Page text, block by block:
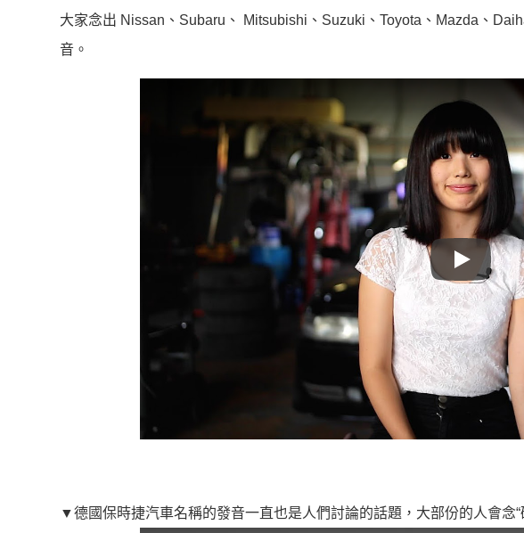
大家念出 Nissan、Subaru、 Mitsubishi、Suzuki、Toyota、Mazda、
音。
Play
▼德國保時捷汽車名稱的發音一直也是人們討論的話題，大部份的人會念“